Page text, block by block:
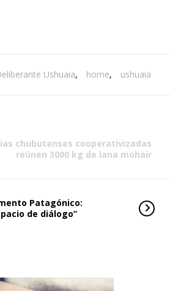
Ushuaia, home, ushuaia
chubutenses cooperativizadas
reúnen 3000 kg de lana mohair
Patagónico:
de diálogo”